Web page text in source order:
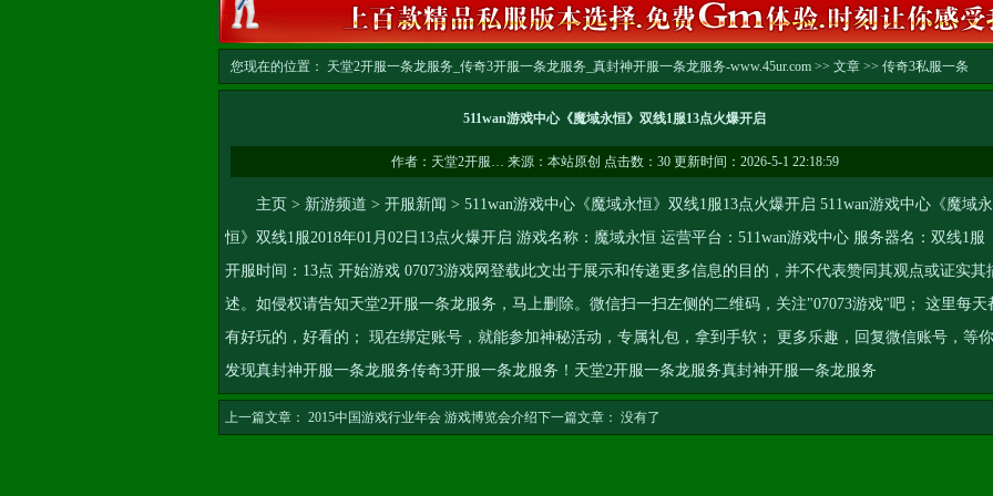
您现在的位置： 天堂2开服一条龙服务_传奇3开服一条龙服务_真封神开服一条龙服务-www.45ur.com >> 文章 >> 传奇3私服一条
511wan游戏中心《魔域永恒》双线1服13点火爆开启
作者： 天堂2开服… 来源：本站原创 点击数： 30 更新时间：2026-5-1 22:18:59
主页 > 新游频道 > 开服新闻 > 511wan游戏中心《魔域永恒》双线1服13点火爆开启 511wan游戏中心《魔域永
恒》双线1服2018年01月02日13点火爆开启 游戏名称：魔域永恒 运营平台：511wan游戏中心 服务器名：双线1服
开服时间：13点 开始游戏 07073游戏网登载此文出于展示和传递更多信息的目的，并不代表赞同其观点或证实其
述。如侵权请告知天堂2开服一条龙服务 ，马上删除。微信扫一扫左侧的二维码，关注"07073游戏"吧； 这里每天
有好玩的，好看的； 现在绑定账号，就能参加神秘活动，专属礼包，拿到手软； 更多乐趣，回复微信账号，等你
发现真封神开服一条龙服务传奇3开服一条龙服务 ！ 天堂2开服一条龙服务真封神开服一条龙服务
上一篇文章： 2015中国游戏行业年会 游戏博览会介绍下一篇文章： 没有了